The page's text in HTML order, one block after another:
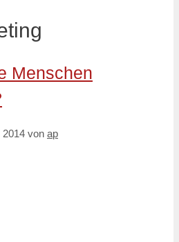
Menschen
2014 von ap